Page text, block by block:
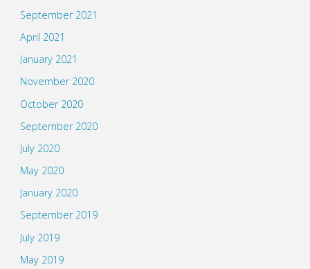
September 2021
April 2021
January 2021
November 2020
October 2020
September 2020
July 2020
May 2020
January 2020
September 2019
July 2019
May 2019